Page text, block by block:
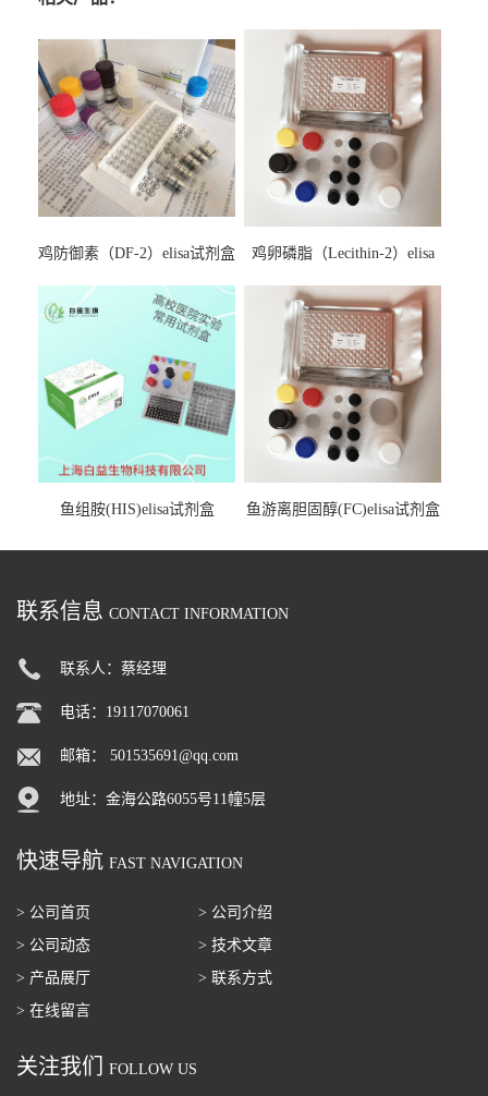
鸡防御素（DF-2）elisa试剂盒
鸡卵磷脂（Lecithin-2）elisa
鱼组胺(HIS)elisa试剂盒 鱼游离胆固醇(FC)elisa试剂盒
联系信息 CONTACT INFORMATION
联系人：蔡经理
电话：19117070061
邮箱： 501535691@qq.com
地址：金海公路6055号11幢5层
快速导航 FAST NAVIGATION
> 公司首页
> 公司介绍
> 公司动态
> 技术文章
> 产品展厅
> 联系方式
> 在线留言
关注我们 FOLLOW US